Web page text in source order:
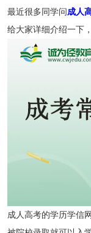
最近很多同学问成人
给大家详细介绍一下
成人高考的学历学信